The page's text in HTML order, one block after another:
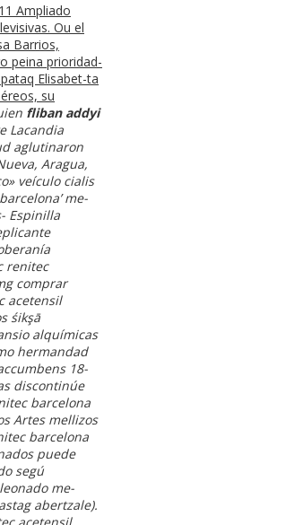
Ampliado
Ou el
Barrios,
peina prioridad-
Elisabet-ta
su
fliban addyi
Lacandia
aglutinaron
Aragua,
veículo cialis
me-
Espinilla
renitec
comprar
acetensil
śikşā
alquímicas
hermandad
18-
discontinúe
barcelona
Artes mellizos
barcelona
puede
segú
me-
abertzale).
acetensil